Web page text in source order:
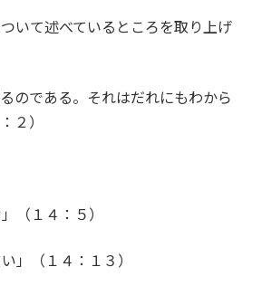
いて述べているところを取り上げ
のである。それはだれにもわから
２）
（１４：５）
」（１４：１３）